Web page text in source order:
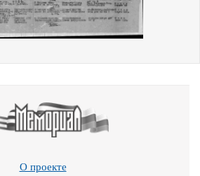
О проекте